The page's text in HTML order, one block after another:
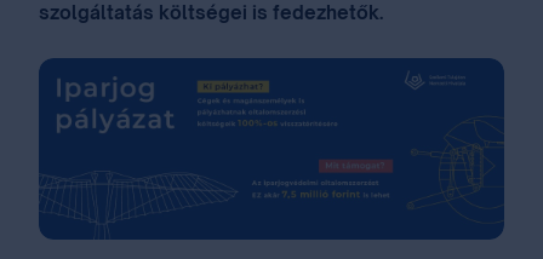
szolgáltatás költségei is fedezhetők.